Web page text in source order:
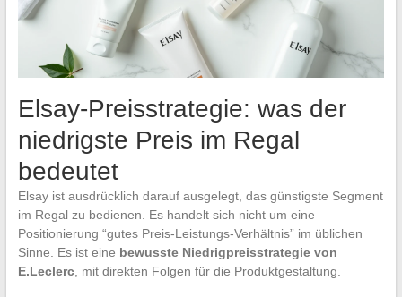
Elsay-Preisstrategie: was der
niedrigste Preis im Regal
bedeutet
Elsay ist ausdrücklich darauf ausgelegt, das günstigste Segment
im Regal zu bedienen. Es handelt sich nicht um eine
Positionierung “gutes Preis-Leistungs-Verhältnis” im üblichen
Sinne. Es ist eine bewusste Niedrigpreisstrategie von
E.Leclerc, mit direkten Folgen für die Produktgestaltung.